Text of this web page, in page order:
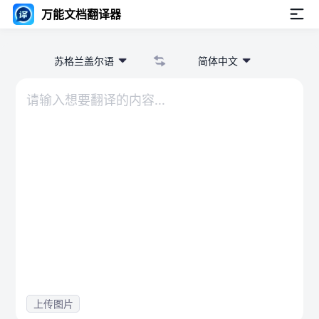
万能文档翻译器
苏格兰盖尔语 简体中文
上传图片